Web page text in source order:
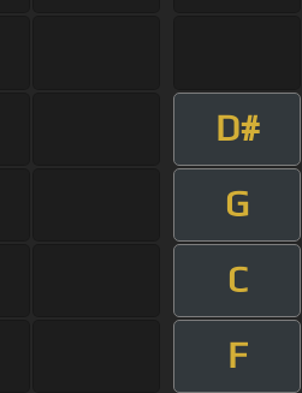
D#
G
C
F